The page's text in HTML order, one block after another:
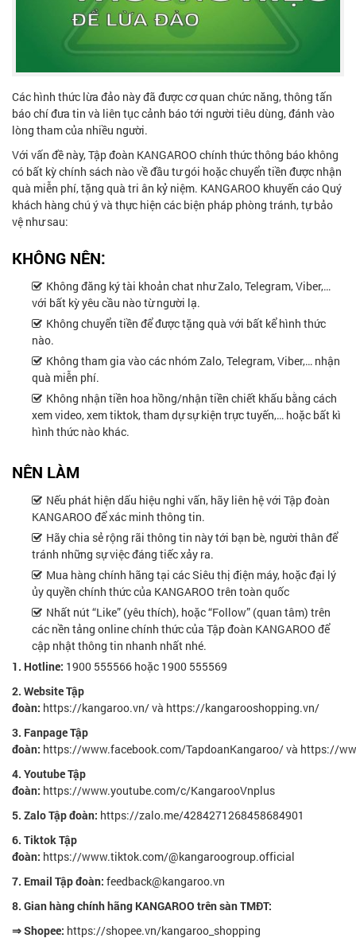
Các hình thức lừa đảo này đã được cơ quan chức năng, thông tấn
báo chí đưa tin và liên tục cảnh báo tới người tiêu dùng, đánh vào
lòng tham của nhiều người.
Với vấn đề này, Tập đoàn KANGAROO chính thức thông báo không
có bất kỳ chính sách nào về đầu tư gói hoặc chuyển tiền được nhận
quà miễn phí, tặng quà tri ân kỷ niệm. KANGAROO khuyến cáo Quý
khách hàng chú ý và thực hiện các biện pháp phòng tránh, tự bảo
vệ như sau:
KHÔNG NÊN:
Không đăng ký tài khoản chat như Zalo, Telegram, Viber,…
với bất kỳ yêu cầu nào từ người lạ.
Không chuyển tiền để được tặng quà với bất kể hình thức
nào.
Không tham gia vào các nhóm Zalo, Telegram, Viber,… nhận
quà miễn phí.
Không nhận tiền hoa hồng/nhận tiền chiết khấu bằng cách
xem video, xem tiktok, tham dự sự kiện trực tuyến,… hoặc bất kì
hình thức nào khác.
NÊN LÀM
Nếu phát hiện dấu hiệu nghi vấn, hãy liên hệ với Tập đoàn
KANGAROO để xác minh thông tin.
Hãy chia sẻ rộng rãi thông tin này tới bạn bè, người thân để
tránh những sự việc đáng tiếc xảy ra.
Mua hàng chính hãng tại các Siêu thị điện máy, hoặc đại lý
ủy quyền chính thức của KANGAROO trên toàn quốc
Nhất nút “Like” (yêu thích), hoặc “Follow” (quan tâm) trên
các nền tảng online chính thức của Tập đoàn KANGAROO để
cập nhật thông tin nhanh nhất nhé.
1. Hotline: 1900 555566 hoặc 1900 555569
2. Website Tập
đoàn: https://kangaroo.vn/và https://kangarooshopping.vn/
3. Fanpage Tập
đoàn: https://www.facebook.com/TapdoanKangaroo/và https://
4. Youtube Tập
đoàn: https://www.youtube.com/c/KangarooVnplus
5. Zalo Tập đoàn: https://zalo.me/4284271268458684901
6. Tiktok Tập
đoàn: https://www.tiktok.com/@kangaroogroup.official
7. Email Tập đoàn: feedback@kangaroo.vn
8. Gian hàng chính hãng KANGAROO trên sàn TMĐT:
⇒ Shopee: https://shopee.vn/kangaroo_shopping